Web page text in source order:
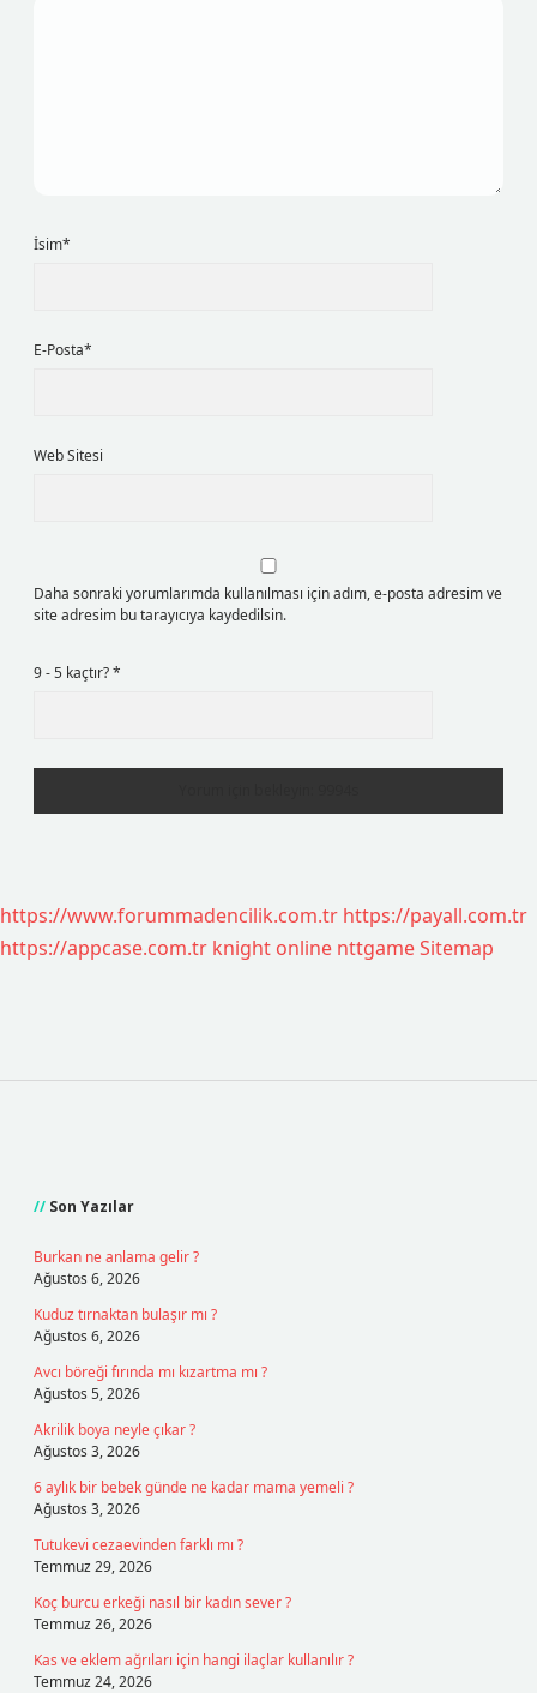
İsim*
E-Posta*
Web Sitesi
Daha sonraki yorumlarımda kullanılması için adım, e-posta adresim ve
site adresim bu tarayıcıya kaydedilsin.
9 - 5 kaçtır?*
https://www.forummadencilik.com.tr https://payall.com.tr
https://appcase.com.tr knight online nttgameSitemap
Son Yazılar
Burkan ne anlama gelir ?
Ağustos 6, 2026
Kuduz tırnaktan bulaşır mı ?
Ağustos 6, 2026
Avcı böreği fırında mı kızartma mı ?
Ağustos 5, 2026
Akrilik boya neyle çıkar ?
Ağustos 3, 2026
6 aylık bir bebek günde ne kadar mama yemeli ?
Ağustos 3, 2026
Tutukevi cezaevinden farklı mı ?
Temmuz 29, 2026
Koç burcu erkeği nasıl bir kadın sever ?
Temmuz 26, 2026
Kas ve eklem ağrıları için hangi ilaçlar kullanılır ?
Temmuz 24, 2026